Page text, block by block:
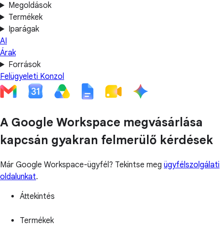
Megoldások
Termékek
Iparágak
AI
Árak
Források
Felügyeleti Konzol
A Google Workspace megvásárlása
kapcsán gyakran felmerülő kérdések
Már Google Workspace-ügyfél? Tekintse meg ügyfélszolgálati
oldalunkat.
Áttekintés
Termékek